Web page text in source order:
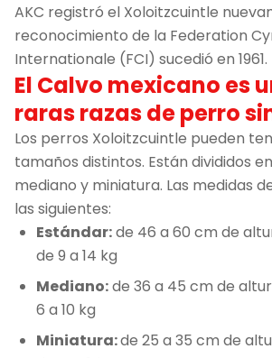
AKC registró el Xoloitzcuintle
reconocimiento de la Federation
Internationale (FCI) sucedió en 1961.
El Calvo mexicano es
raras razas de perro
Los perros Xoloitzcuintle pueden
tamaños distintos. Están divididos
mediano y miniatura. Las medidas
las siguientes:
Estándar:de 46 a 60 cm de
de 9 a 14 kg
Mediano:de 36 a 45 cm de
6 a 10 kg
Miniatura:de 25 a 35 cm de